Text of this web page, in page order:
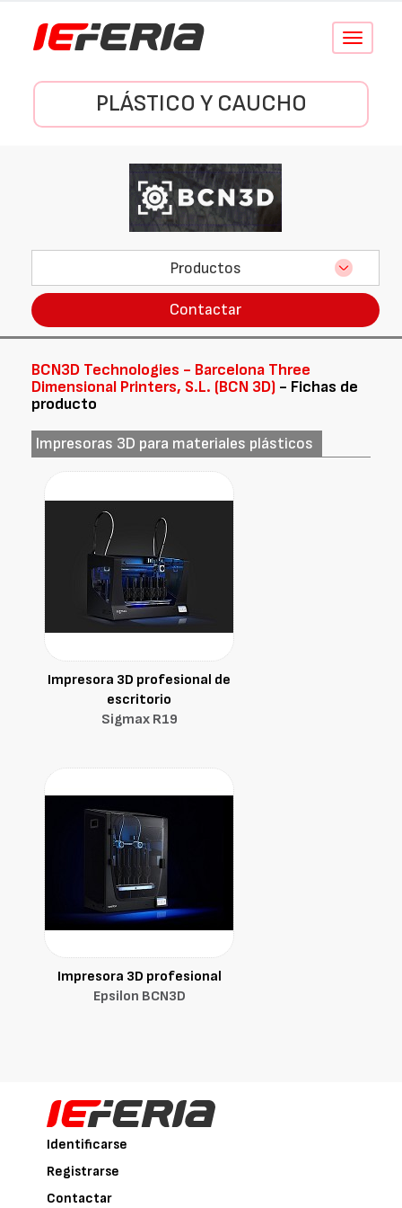
Conmutar
PLÁSTICO Y CAUCHO
Productos
Contactar
BCN3D Technologies - Barcelona Three
Dimensional Printers, S.L. (BCN 3D) - Fichas de
producto
Impresoras 3D para materiales plásticos
Impresora 3D profesional de
escritorio
Sigmax R19
Impresora 3D profesional
Epsilon BCN3D
Identificarse
Registrarse
Contactar